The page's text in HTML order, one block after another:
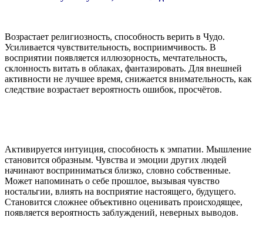
Возрастает религиозность, способность верить в Чудо.
Усиливается чувствительность, восприимчивость. В
восприятии появляется иллюзорность, мечтательность,
склонность витать в облаках, фантазировать. Для внешней
активности не лучшее время, снижается внимательность, как
следствие возрастает вероятность ошибок, просчётов.
Активируется интуиция, способность к эмпатии. Мышление
становится образным. Чувства и эмоции других людей
начинают восприниматься близко, словно собственные.
Может напоминать о себе прошлое, вызывая чувство
ностальгии, влиять на восприятие настоящего, будущего.
Становится сложнее объективно оценивать происходящее,
появляется вероятность заблуждений, неверных выводов.